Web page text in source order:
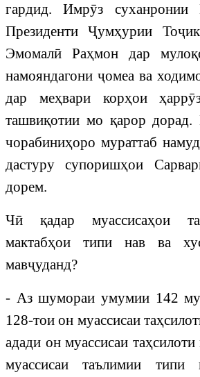
гардид. Имрӯз суханронии
Президенти Ҷумҳурии
Эмомалӣ Раҳмон дар
намояндагони ҷомеа ва
дар меҳвари корҳои
ташвиқотии мо қарор дорад.
чорабиниҳоро мураттаб
дастуру супоришҳои
дорем.
Чӣ қадар муассисаҳои
мактабҳои типи нав ва
мавҷуданд?
- Аз шумораи умумии 142
128-тои он муассисаи
адади он муассисаи
муассисаи таълимии